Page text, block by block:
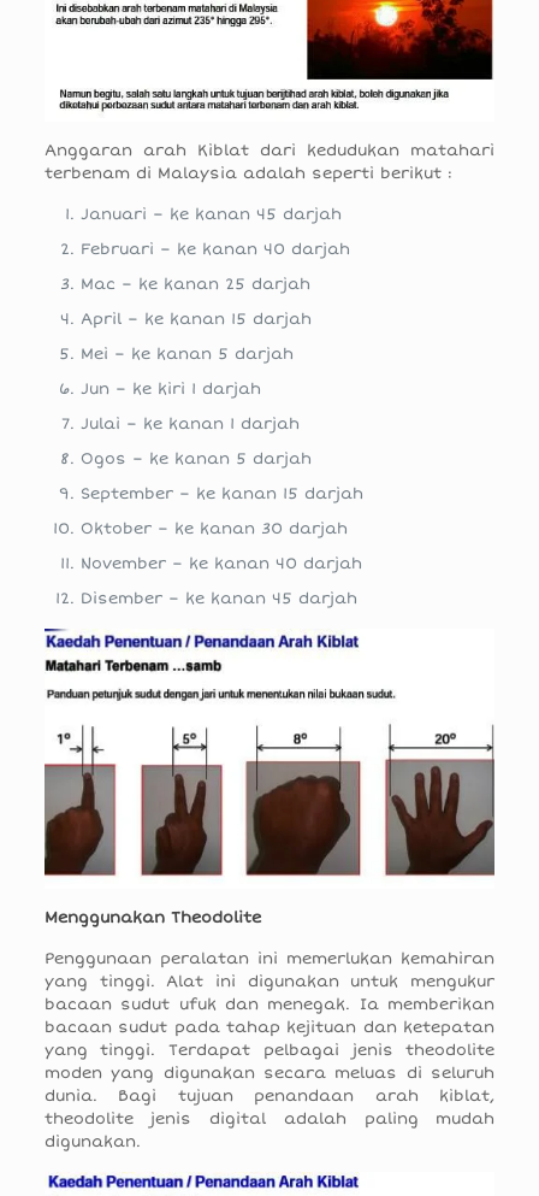
Anggaran arah Kiblat dari kedudukan matahari
terbenam di Malaysia adalah seperti berikut :
Januari – ke kanan 45 darjah
Februari – ke kanan 40 darjah
Mac – ke kanan 25 darjah
April – ke kanan 15 darjah
Mei – ke kanan 5 darjah
Jun – ke kiri 1 darjah
Julai – ke kanan 1 darjah
Ogos – ke kanan 5 darjah
September – ke kanan 15 darjah
Oktober – ke kanan 30 darjah
November – ke kanan 40 darjah
Disember – ke kanan 45 darjah
Menggunakan Theodolite
Penggunaan peralatan ini memerlukan kemahiran
yang tinggi. Alat ini digunakan untuk mengukur
bacaan sudut ufuk dan menegak. Ia memberikan
bacaan sudut pada tahap kejituan dan ketepatan
yang tinggi. Terdapat pelbagai jenis theodolite
moden yang digunakan secara meluas di seluruh
dunia. Bagi tujuan penandaan arah kiblat,
theodolite jenis digital adalah paling mudah
digunakan.